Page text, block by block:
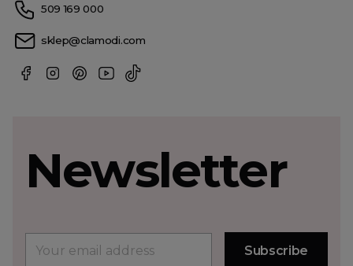
509 169 000
sklep@clamodi.com
Newsletter